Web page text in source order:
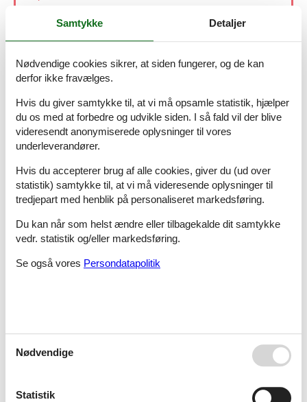
Emne nr.:
130-D04269
8 personer
6 personer
6 personer
Samtykke Detaljer
Nødvendige cookies sikrer, at siden fungerer, og de kan
derfor ikke fravælges.
Hvis du giver samtykke til, at vi må opsamle statistik, hjælper
du os med at forbedre og udvikle siden. I så fald vil der blive
videresendt anonymiserede oplysninger til vores
underleverandører.
Hvis du accepterer brug af alle cookies, giver du (ud over
statistik) samtykke til, at vi må videresende oplysninger til
tredjepart med henblik på personaliseret markedsføring.
Du kan når som helst ændre eller tilbagekalde dit samtykke
vedr. statistik og/eller markedsføring.
Se også vores Persondatapolitik
Nødvendige
Statistik